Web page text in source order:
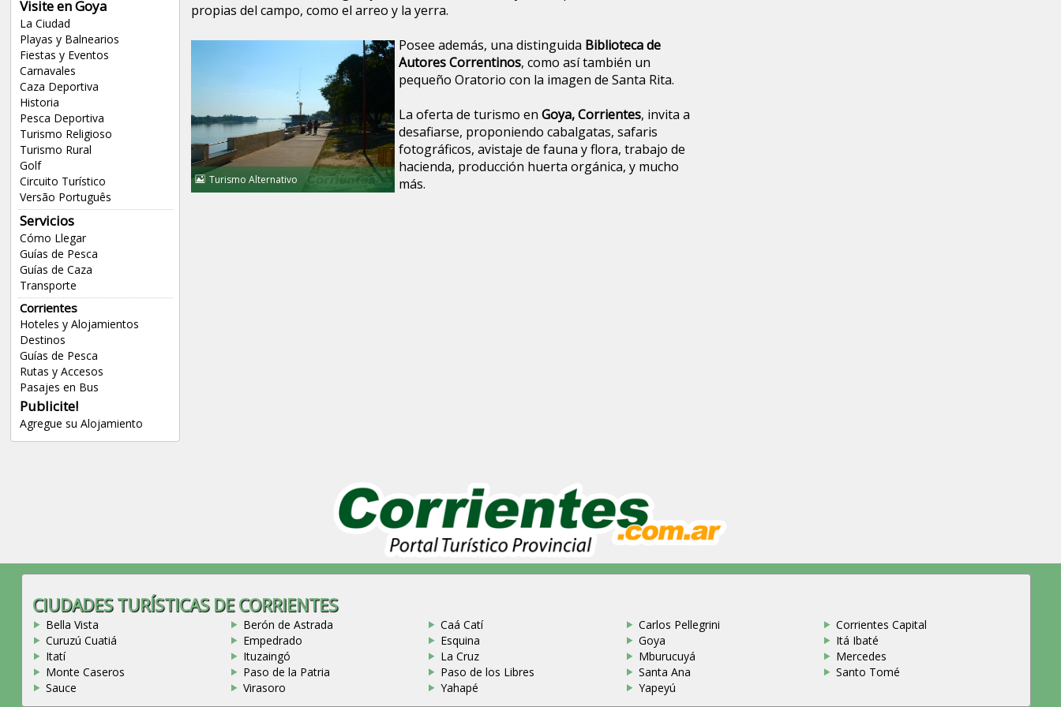
Visite en Goya
La Ciudad
Playas y Balnearios
Fiestas y Eventos
Carnavales
Caza Deportiva
Historia
Pesca Deportiva
Turismo Religioso
Turismo Rural
Golf
Circuito Turístico
Versão Português
Servicios
Cómo Llegar
Guías de Pesca
Guías de Caza
Transporte
Corrientes
Hoteles y Alojamientos
Destinos
Guías de Pesca
Rutas y Accesos
Pasajes en Bus
Publicite!
Agregue su Alojamiento
propias del campo, como el arreo y la yerra.
Turismo Alternativo
Posee además, una distinguida Biblioteca de
Autores Correntinos, como así también un
pequeño Oratorio con la imagen de Santa Rita.
La oferta de turismo en Goya, Corrientes, invita a
desafiarse, proponiendo cabalgatas, safaris
fotográficos, avistaje de fauna y flora, trabajo de
hacienda, producción huerta orgánica, y mucho
más.
CIUDADES TURÍSTICAS DE CORRIENTES
Bella Vista Berón de Astrada Caá Catí Carlos Pellegrini
Corrientes Capital
Curuzú Cuatiá
Empedrado Esquina Goya
Itá Ibaté
Itatí
Ituzaingó La Cruz Mburucuyá
Mercedes
Monte Caseros
Paso de la Patria Paso de los Libres Santa Ana
Santo Tomé
Sauce
Virasoro Yahapé Yapeyú